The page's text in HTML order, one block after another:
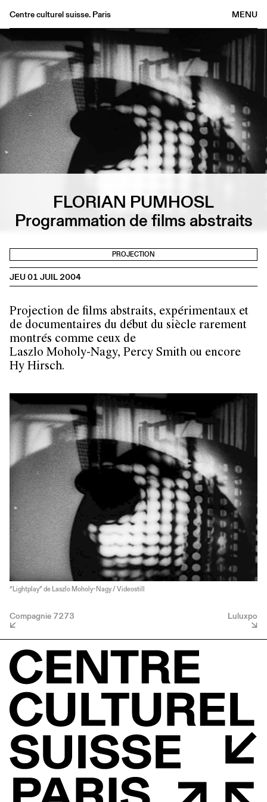
MENU
Centre culturel suisse. Paris
Agenda
Librairie
Buvette
Archives
Médiathèque
Éditions
Informations
FR/EN
FLORIAN PUMHOSL
Programmation de films abstraits
PROJECTION
JEU 01 JUIL 2004
Projection de films abstraits, expérimentaux et
de documentaires du début du siècle rarement
montrés comme ceux de
Laszlo Moholy-Nagy, Percy Smith ou encore
Hy Hirsch.
“Lightplay” de Laszlo Moholy-Nagy / Videostill
Compagnie 7273 Luluxpo